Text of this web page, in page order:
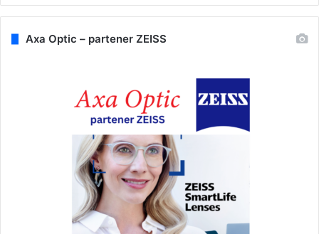
Axa Optic – partener ZEISS